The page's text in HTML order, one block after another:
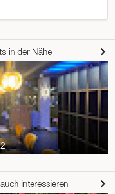
in der Nähe
interessieren